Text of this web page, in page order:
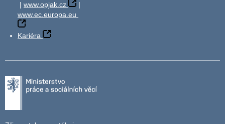
| www.opjak.cz
|
www.ec.europa.eu
Kariéra